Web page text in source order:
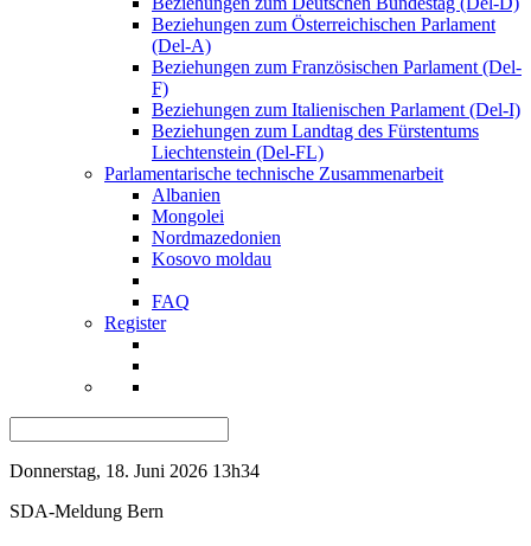
Beziehungen zum Österreichischen Parlament
(Del-A)
Beziehungen zum Französischen Parlament (Del-
F)
Beziehungen zum Italienischen Parlament (Del-I)
Beziehungen zum Landtag des Fürstentums
Liechtenstein (Del-FL)
Parlamentarische technische Zusammenarbeit
Albanien
Mongolei
Nordmazedonien
Kosovo moldau
FAQ
Register
Donnerstag, 18. Juni 2026 13h34
SDA-Meldung Bern